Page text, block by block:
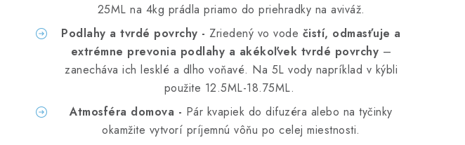
25ML na 4kg prádla priamo do priehradky na aviváž.
Podlahy a tvrdé povrchy - Zriedený vo vode čistí, odmasťuje a
extrémne prevonia podlahy a akékoľvek tvrdé povrchy –
zanecháva ich lesklé a dlho voňavé. Na 5L vody napríklad v kýbli
použite 12.5ML-18.75ML.
Atmosféra domova - Pár kvapiek do difuzéra alebo na tyčinky
okamžite vytvorí príjemnú vôňu po celej miestnosti.